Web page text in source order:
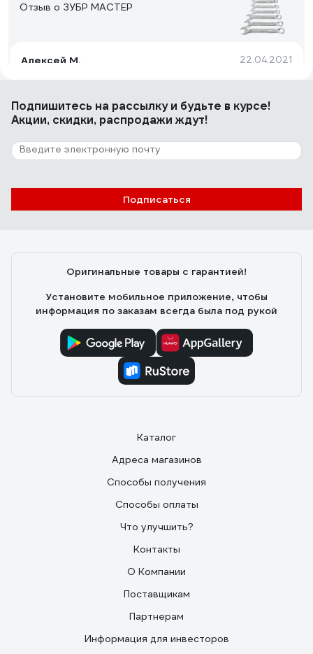
Отзыв о ЗУБР МАСТЕР
Алексей М. 22.04.2021
удобный
4 отзыва
Отзыв о NORGAU N2ATM
Подпишитесь на рассылкуи будьте в курсе!
Акции, скидки, распродажи ждут!
Подписаться
Оригинальные товары с гарантией!
Установите мобильное приложение, чтобы
информация по заказам всегда была под рукой
Каталог
Адреса магазинов
Способы получения
Способы оплаты
Что улучшить?
Контакты
О Компании
Поставщикам
Партнерам
Информация для инвесторов